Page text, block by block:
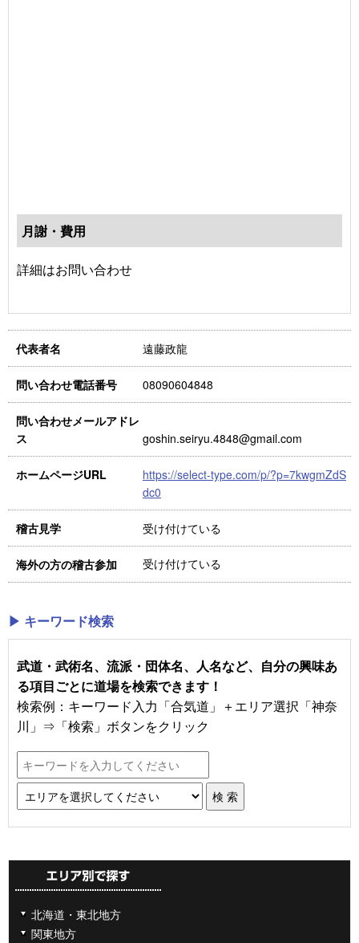
月謝・費用
詳細はお問い合わせ
代表者名 遠藤政龍
問い合わせ電話番号 08090604848
問い合わせメールアドレ
ス
goshin.seiryu.4848@gmail.com
ホームページURL
https://select-type.com/p/?p=7kwgmZdS
dc0
稽古見学 受け付けている
海外の方の稽古参加 受け付けている
▶ キーワード検索
武道・武術名、流派・団体名、人名など、自分の興味あ
る項目ごとに道場を検索できます！
検索例：キーワード入力「合気道」＋エリア選択「神奈
川」⇒「検索」ボタンをクリック
北海道・東北地方
関東地方